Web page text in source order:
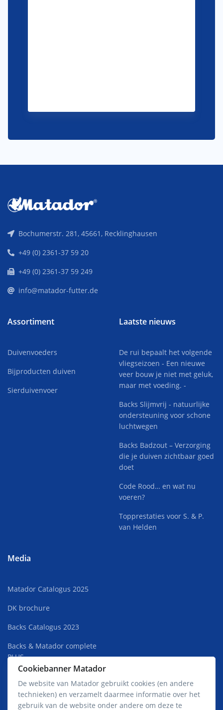
Bochumerstr. 281, 45661, Recklinghausen
+49 (0) 2361-37 59 20
+49 (0) 2361-37 59 249
info@matador-futter.de
Assortiment
Duivenvoeders
Bijproducten duiven
Sierduivenvoer
Laatste nieuws
De rui bepaalt het volgende
vliegseizoen - Een nieuwe
veer bouw je niet met geluk,
maar met voeding. -
Backs Slijmvrij - natuurlijke
ondersteuning voor schone
luchtwegen
Backs Badzout – Verzorging
die je duiven zichtbaar goed
doet
Code Rood… en wat nu
voeren?
Topprestaties voor S. & P.
van Helden
Media
Matador Catalogus 2025
DK brochure
Backs Catalogus 2023
Backs & Matador complete
PLUS
Matador Premium Jong HOT
Cookiebanner Matador
De website van Matador gebruikt cookies (en andere
technieken) en verzamelt daarmee informatie over het
gebruik van de website onder andere om deze te